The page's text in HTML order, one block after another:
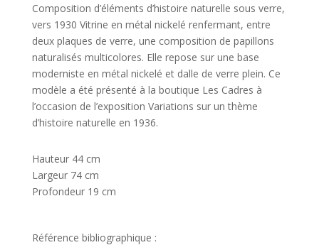
Composition d’éléments d’histoire naturelle sous verre,
vers 1930 Vitrine en métal nickelé renfermant, entre
deux plaques de verre, une composition de papillons
naturalisés multicolores. Elle repose sur une base
moderniste en métal nickelé et dalle de verre plein. Ce
modèle a été présenté à la boutique Les Cadres à
l’occasion de l’exposition Variations sur un thème
d’histoire naturelle en 1936.
Hauteur 44 cm
Largeur 74 cm
Profondeur 19 cm
Référence bibliographique :